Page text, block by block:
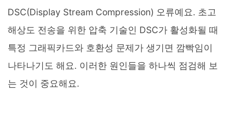
DSC(Display Stream Compression) 오류예요. 초고
해상도 전송을 위한 압축 기술인 DSC가 활성화될 때
특정 그래픽카드와 호환성 문제가 생기면 깜빡임이
나타나기도 해요. 이러한 원인들을 하나씩 점검해 보
는 것이 중요해요.